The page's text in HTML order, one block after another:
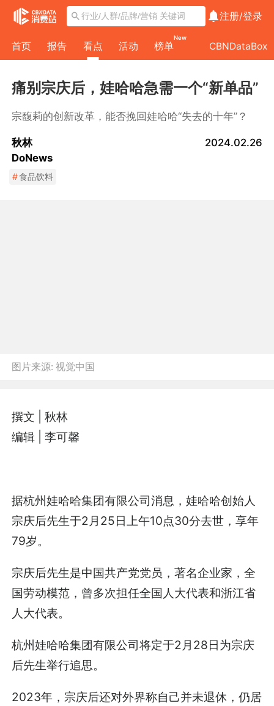
注册/登录
首页 报告 看点 活动 榜单
New
CBNDataBox
痛别宗庆后，娃哈哈急需一个“新单品”
宗馥莉的创新改革，能否挽回娃哈哈“失去的十年”？
秋林
DoNews
2024.02.26
#食品饮料
图片来源:视觉中国
撰文 | 秋林
编辑 | 李可馨
据杭州娃哈哈集团有限公司消息，娃哈哈创始人
宗庆后先生于2月25日上午10点30分去世，享年
79岁。
宗庆后先生是中国共产党党员，著名企业家，全
国劳动模范，曾多次担任全国人大代表和浙江省
人大代表。
杭州娃哈哈集团有限公司将定于2月28日为宗庆
后先生举行追思。
2023年，宗庆后还对外界称自己并未退休，仍居